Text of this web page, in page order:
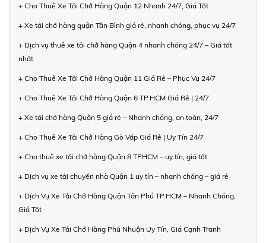
+ Cho Thuê Xe Tải Chở Hàng Quận 12 Nhanh 24/7, Giá Tốt
+ Xe tải chở hàng quận Tân Bình giá rẻ, nhanh chóng, phục vụ 24/7
+ Dịch vụ thuê xe tải chở hàng Quận 4 nhanh chóng 24/7 – Giá tốt
nhất
+ Cho Thuê Xe Tải Chở Hàng Quận 11 Giá Rẻ – Phục Vụ 24/7
+ Cho Thuê Xe Tải Chở Hàng Quận 6 TP.HCM Giá Rẻ | 24/7
+ Xe tải chở hàng Quận 5 giá rẻ – Nhanh chóng, an toàn, 24/7
+ Cho Thuê Xe Tải Chở Hàng Gò Vấp Giá Rẻ | Uy Tín 24/7
+ Cho thuê xe tải chở hàng Quận 8 TPHCM – uy tín, giá tốt
+ Dịch vụ xe tải chuyển nhà Quận 1 uy tín – nhanh chóng – giá rẻ
+ Dịch Vụ Xe Tải Chở Hàng Quận Tân Phú TP.HCM – Nhanh Chóng,
Giá Tốt
+ Dịch Vụ Xe Tải Chở Hàng Phú Nhuận Uy Tín, Giá Cạnh Tranh